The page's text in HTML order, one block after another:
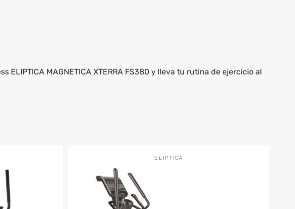
MAGNETICA XTERRA FS380 y lleva tu rutina de ejercicio al
ELIPTICA